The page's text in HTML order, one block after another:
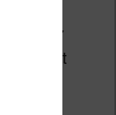
de 7
et